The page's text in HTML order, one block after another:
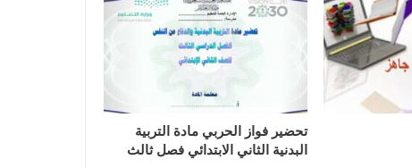
تحضير فواز الحربي مادة التربية
البدنية الثاني الابتدائي فصل ثالث